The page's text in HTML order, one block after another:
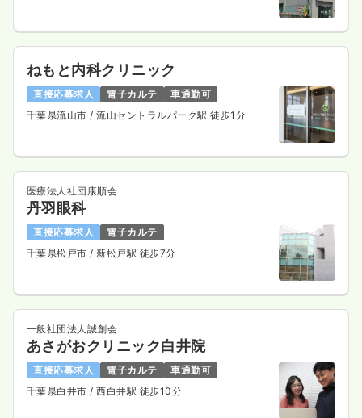
4週8休以上
ブランク可 月給30万円以上可
気になる
訪問看護正看護師
日勤のみ（常勤）
23.7万円〜/月 賞与3.4ヶ月
※経験5年の例
時間 8:30～17:00
気になる
透析正看護師 一般病院
ねもと内科クリニック
直接応募求人 電子カルテ
車通勤可
千葉県流山市/ 流山セントラルパーク駅 徒歩1分
医療法人社団康順会
丹羽眼科
直接応募求人
電子カルテ
千葉県松戸市/ 新松戸駅 徒歩7分
一般社団法人誠創会
あさがおクリニック白井院
直接応募求人 電子カルテ
車通勤可
千葉県白井市/ 西白井駅 徒歩10分